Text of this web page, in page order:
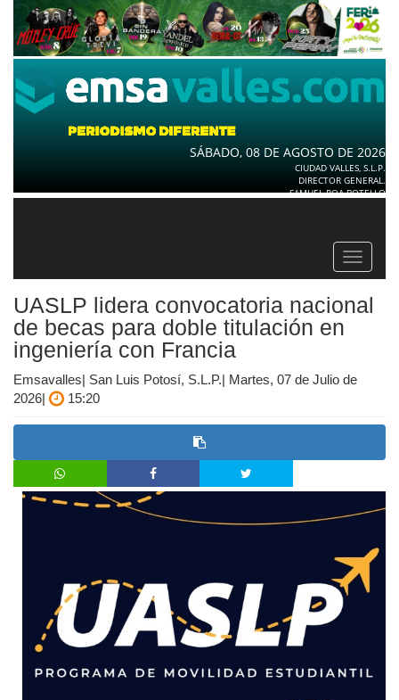
SÁBADO, 08 DE AGOSTO DE 2026
CIUDAD VALLES, S.L.P.
DIRECTOR GENERAL.
SAMUEL ROA BOTELLO
Toggle
UASLP lidera convocatoria nacional
de becas para doble titulación en
ingeniería con Francia
Emsavalles| San Luis Potosí, S.L.P.| Martes, 07 de Julio de
2026|
15:20